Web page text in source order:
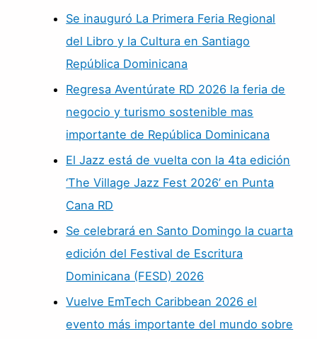
Se inauguró La Primera Feria Regional
del Libro y la Cultura en Santiago
República Dominicana
Regresa Aventúrate RD 2026 la feria de
negocio y turismo sostenible mas
importante de República Dominicana
El Jazz está de vuelta con la 4ta edición
‘The Village Jazz Fest 2026’ en Punta
Cana RD
Se celebrará en Santo Domingo la cuarta
edición del Festival de Escritura
Dominicana (FESD) 2026
Vuelve EmTech Caribbean 2026 el
evento más importante del mundo sobre